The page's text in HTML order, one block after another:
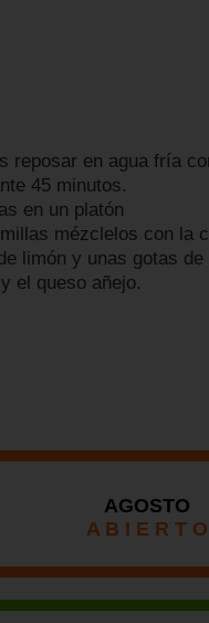
reposar en agua fría
45 minutos.
en un platón
mézclelos con la
limón y unas gotas
el queso añejo.
AGOSTO
A B I E R T O